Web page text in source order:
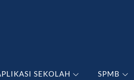
SEKOLAH SPMB